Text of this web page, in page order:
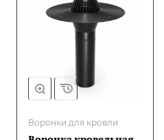
Воронки для кровли